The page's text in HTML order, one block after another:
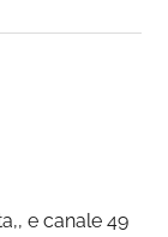
e canale 49